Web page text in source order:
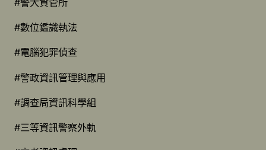
#數位鑑識執法
#電腦犯罪偵查
#警政資訊管理與應用
#調查局資訊科學組
#三等資訊警察外軌